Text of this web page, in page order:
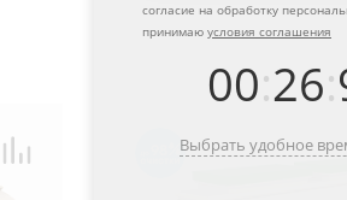
согласие на обработку
принимаю условия соглашения
00:26:
Выбрать удобное